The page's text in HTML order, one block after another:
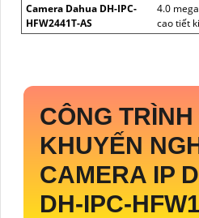
Camera Dahua DH-IPC-
HFW2441T-AS
4.0
cao tiết
CÔNG
KHUYẾN
CAMERA IP
DH-IPC-